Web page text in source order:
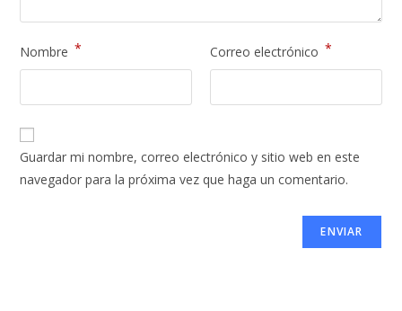
Nombre * Correo electrónico *
Guardar mi nombre, correo electrónico y sitio web en este
navegador para la próxima vez que haga un comentario.